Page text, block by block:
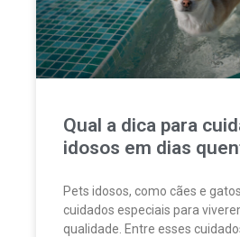
Qual a dica para
idosos em dias
Pets idosos, como cães e
cuidados especiais para
qualidade. Entre esses